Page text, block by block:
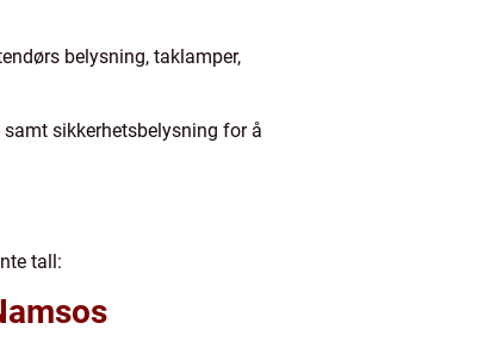
belysning, taklamper,
sikkerhetsbelysning for å
tall: